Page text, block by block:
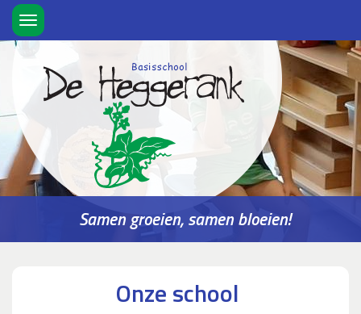
Toggle
navigation
Samen groeien, samen bloeien!
Onze school